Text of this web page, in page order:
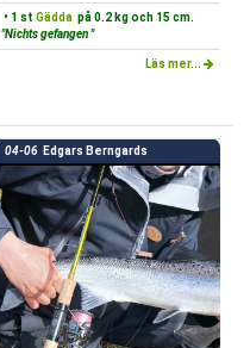
• 1 st Gädda på 0.2 kg och 15 cm.
"Nichts gefangen "
Läs mer...
04-06 Edgars Berngards